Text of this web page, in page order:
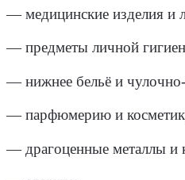
— медицинские изделия и
— предметы личной
— нижнее бельё и
— парфюмерию и
— драгоценные металлы и